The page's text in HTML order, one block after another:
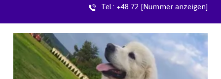
Tel.: +48 72 [Nummer anzeigen]